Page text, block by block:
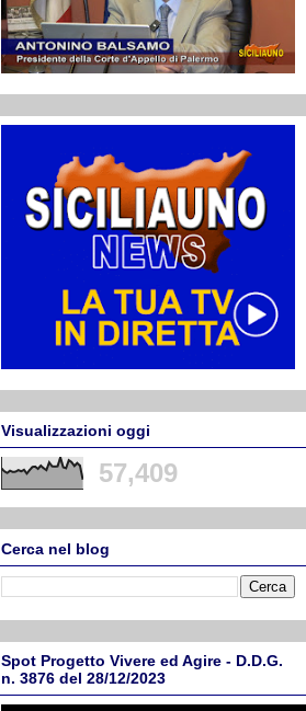
Visualizzazioni oggi
57,409
Cerca nel blog
Spot Progetto Vivere ed Agire - D.D.G.
n. 3876 del 28/12/2023